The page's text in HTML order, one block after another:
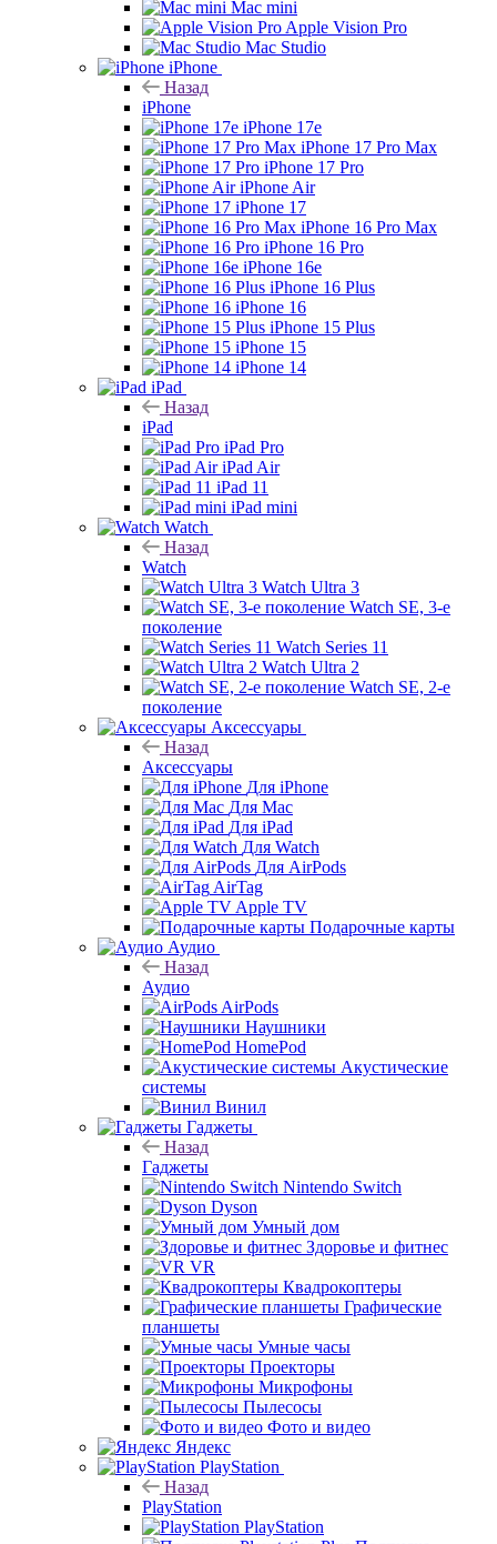
Mac mini
Apple Vision Pro
Mac Studio
iPhone
Назад
iPhone
iPhone 17e
iPhone 17 Pro Max
iPhone 17 Pro
iPhone Air
iPhone 17
iPhone 16 Pro Max
iPhone 16 Pro
iPhone 16e
iPhone 16 Plus
iPhone 16
iPhone 15 Plus
iPhone 15
iPhone 14
iPad
Назад
iPad
iPad Pro
iPad Air
iPad 11
iPad mini
Watch
Назад
Watch
Watch Ultra 3
Watch SE, 3-е
поколение
Watch Series 11
Watch Ultra 2
Watch SE, 2-е
поколение
Аксессуары
Назад
Аксессуары
Для iPhone
Для Mac
Для iPad
Для Watch
Для AirPods
AirTag
Apple TV
Подарочные карты
Аудио
Назад
Аудио
AirPods
Наушники
HomePod
Акустические
системы
Винил
Гаджеты
Назад
Гаджеты
Nintendo Switch
Dyson
Умный дом
Здоровье и фитнес
VR
Квадрокоптеры
Графические
планшеты
Умные часы
Проекторы
Микрофоны
Пылесосы
Фото и видео
Яндекс
PlayStation
Назад
PlayStation
PlayStation